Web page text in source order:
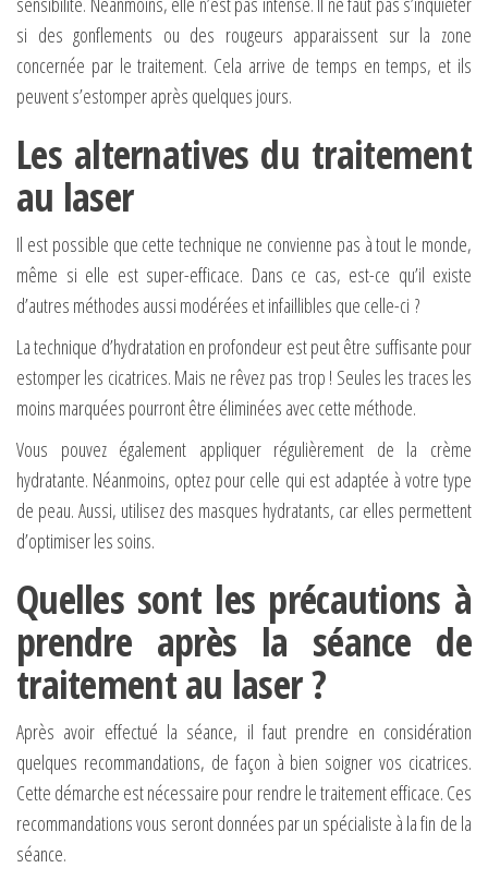
si des gonflements ou des rougeurs apparaissent sur la zone
concernée par le traitement. Cela arrive de temps en temps, et ils
peuvent s’estomper après quelques jours.
Les alternatives du traitement
au laser
Il est possible que cette technique ne convienne pas à tout le monde,
même si elle est super-efficace. Dans ce cas, est-ce qu’il existe
d’autres méthodes aussi modérées et infaillibles que celle-ci ?
La technique d’hydratation en profondeur est peut être suffisante pour
estomper les cicatrices. Mais ne rêvez pas trop ! Seules les traces les
moins marquées pourront être éliminées avec cette méthode.
Vous pouvez également appliquer régulièrement de la crème
hydratante. Néanmoins, optez pour celle qui est adaptée à votre type
de peau. Aussi, utilisez des masques hydratants, car elles permettent
d’optimiser les soins.
Quelles sont les précautions à
prendre après la séance de
traitement au laser ?
Après avoir effectué la séance, il faut prendre en considération
quelques recommandations, de façon à bien soigner vos cicatrices.
Cette démarche est nécessaire pour rendre le traitement efficace. Ces
recommandations vous seront données par un spécialiste à la fin de la
séance.